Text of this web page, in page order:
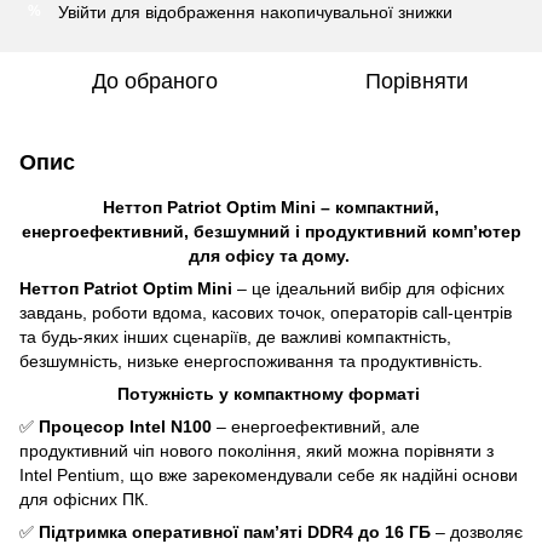
Увійти для відображення накопичувальної знижки
До обраного Порівняти
Опис
Неттоп Patriot Optim Mini – компактний,
енергоефективний, безшумний і продуктивний комп’ютер
для офісу та дому.
Неттоп Patriot Optim Mini – це ідеальний вибір для офісних
завдань, роботи вдома, касових точок, операторів call-центрів
та будь-яких інших сценаріїв, де важливі компактність,
безшумність, низьке енергоспоживання та продуктивність.
Потужність у компактному форматі
✅ Процесор Intel N100 – енергоефективний, але
продуктивний чіп нового покоління, який можна порівняти з
Intel Pentium, що вже зарекомендували себе як надійні основи
для офісних ПК.
✅ Підтримка оперативної пам’яті DDR4 до 16 ГБ – дозволяє